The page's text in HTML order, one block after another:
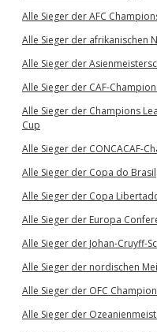
Alle Sieger der AFC
Alle Sieger der afrikanischen
Alle Sieger der
Alle Sieger der CAF-
Alle Sieger der Champions
Cup
Alle Sieger der CONCACAF-
Alle Sieger der Copa do Brasil
Alle Sieger der Copa
Alle Sieger der Europa
Alle Sieger der Johan-Cruyff-
Alle Sieger der nordischen
Alle Sieger der OFC
Alle Sieger der